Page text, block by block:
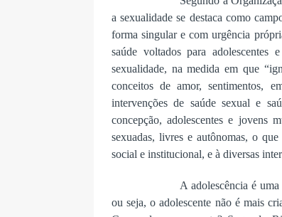
a sexualidade se destaca como
forma singular e com urgência
saúde voltados para adolescentes
sexualidade, na medida em que
conceitos de amor, sentimentos,
intervenções de saúde sexual e
concepção, adolescentes e jovens
sexuadas, livres e autônomas, o
social e institucional, e à diversas
A adolescência é
ou seja, o adolescente não é mais